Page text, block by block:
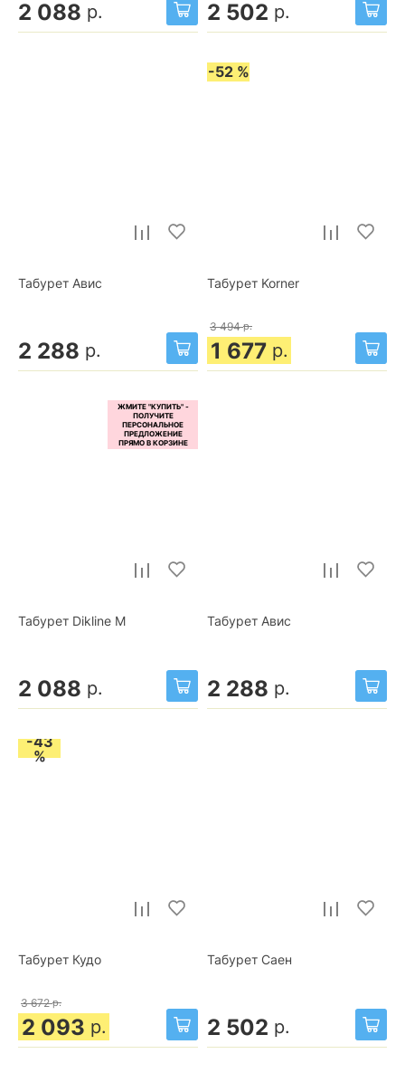
2 088 р. 2 502 р.
Табурет Авис
2 288 р.
-52 %
Табурет Korner
3 494 р.
1 677 р.
Табурет Dikline М
2 088 р.
Табурет Авис
2 288 р.
-43
%
Табурет Кудо
3 672 р.
2 093 р.
Табурет Саен
2 502 р.